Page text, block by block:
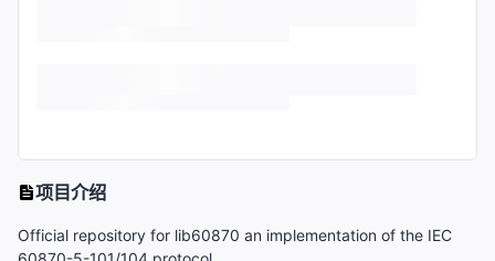
项目介绍
Official repository for lib60870 an implementation of the IEC